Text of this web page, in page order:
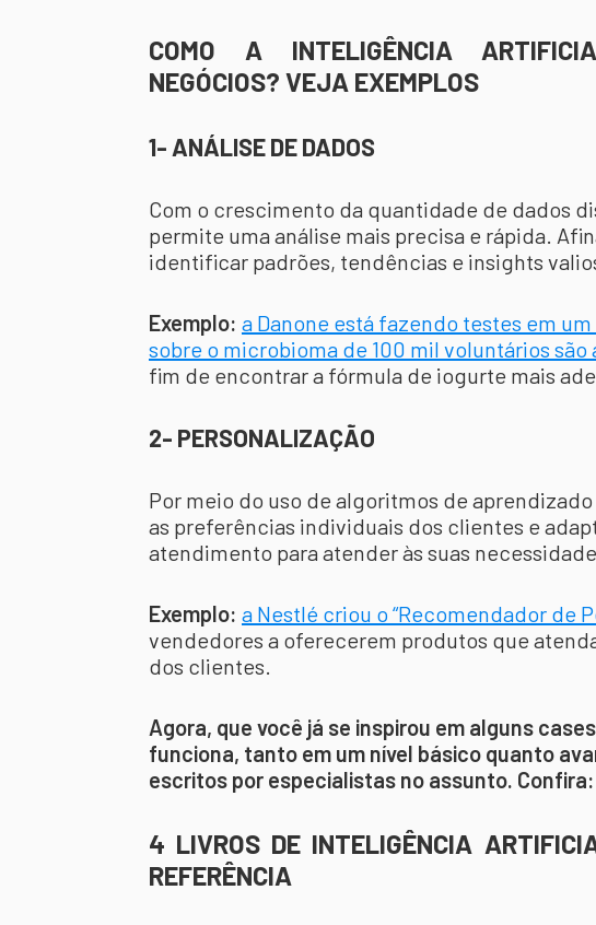
COMO A INTELIGÊNCIA
NEGÓCIOS? VEJA EXEMPLOS
1- ANÁLISE DE DADOS
Com o crescimento da quantidade de dados
permite uma análise mais precisa e rápida.
identificar padrões, tendências e insights
Exemplo: a Danone está fazendo testes em
sobre o microbioma de 100 mil voluntários
fim de encontrar a fórmula de iogurte mais
2- PERSONALIZAÇÃO
Por meio do uso de algoritmos de
as preferências individuais dos clientes e
atendimento para atender às suas
Exemplo: a Nestlé criou o “Recomendador de
vendedores a oferecerem produtos que
dos clientes.
Agora, que você já se inspirou em alguns
funciona, tanto em um nível básico quanto
escritos por especialistas no assunto. Confira:
4 LIVROS DE INTELIGÊNCIA
REFERÊNCIA